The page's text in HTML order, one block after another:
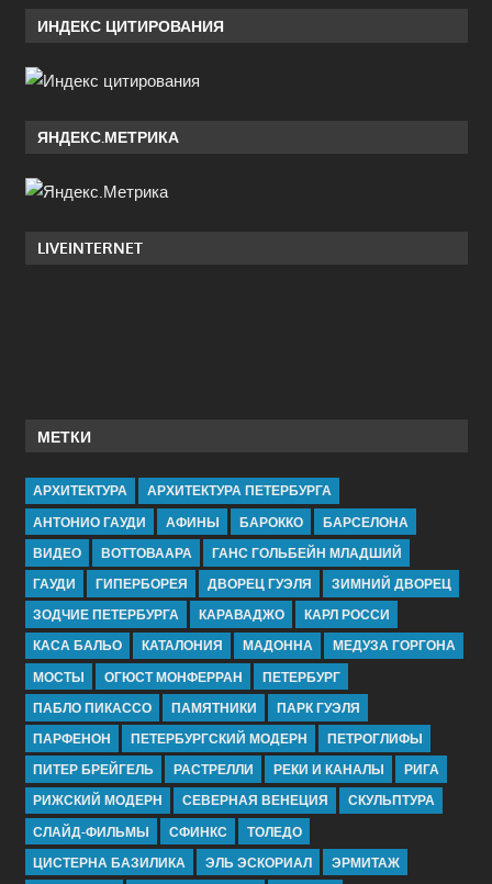
ИНДЕКС ЦИТИРОВАНИЯ
ЯНДЕКС.МЕТРИКА
LIVEINTERNET
МЕТКИ
АРХИТЕКТУРА
АРХИТЕКТУРА ПЕТЕРБУРГА
АНТОНИО ГАУДИ
АФИНЫ БАРОККО
БАРСЕЛОНА
ВИДЕО
ВОТТОВААРА
ГАНС ГОЛЬБЕЙН МЛАДШИЙ
ГАУДИ
ГИПЕРБОРЕЯ ДВОРЕЦ ГУЭЛЯ
ЗИМНИЙ ДВОРЕЦ
ЗОДЧИЕ ПЕТЕРБУРГА
КАРАВАДЖО
КАРЛ РОССИ
КАСА БАЛЬО
КАТАЛОНИЯ МАДОННА
МЕДУЗА ГОРГОНА
МОСТЫ
ОГЮСТ МОНФЕРРАН
ПЕТЕРБУРГ
ПАБЛО ПИКАССО
ПАМЯТНИКИ
ПАРК ГУЭЛЯ
ПАРФЕНОН
ПЕТЕРБУРГСКИЙ МОДЕРН
ПЕТРОГЛИФЫ
ПИТЕР БРЕЙГЕЛЬ
РАСТРЕЛЛИ РЕКИ И КАНАЛЫ
РИГА
РИЖСКИЙ МОДЕРН
СЕВЕРНАЯ ВЕНЕЦИЯ
СКУЛЬПТУРА
СЛАЙД-ФИЛЬМЫ
СФИНКС
ТОЛЕДО
ЦИСТЕРНА БАЗИЛИКА
ЭЛЬ ЭСКОРИАЛ ЭРМИТАЖ